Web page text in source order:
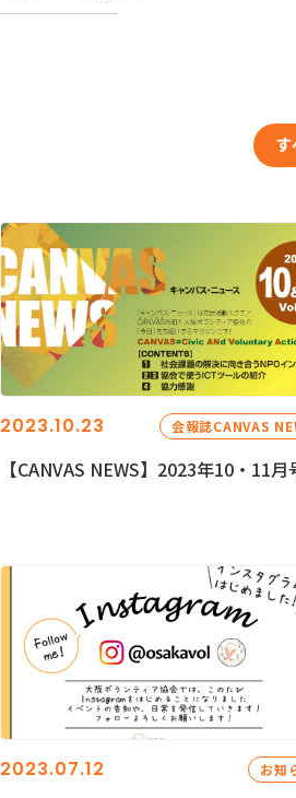
す
2023.10.23 会報誌CANVAS
【CANVAS NEWS】2023年10・11月
2023.07.12 お知